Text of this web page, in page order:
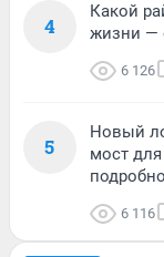
4
Какой
жизни —
6 126
5
Новый
мост для
6 116